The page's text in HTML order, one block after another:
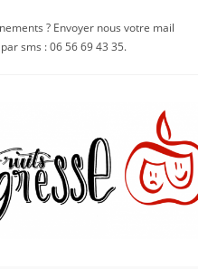
? Envoyer nous votre mail
sms : 06 56 69 43 35.